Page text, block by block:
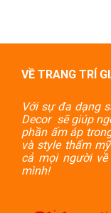
VỀ TRANG TRÍ
Với sự đa dạng
Decor sẽ giúp
phần ấm áp
và style thẩm
cả mọi người
mình!